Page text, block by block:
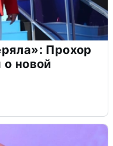
Прохор
новой